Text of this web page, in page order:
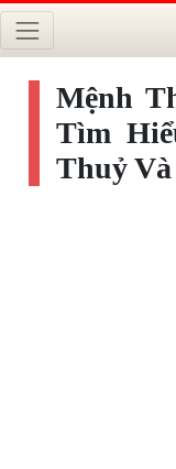
Mệnh
Tìm
Thuỷ